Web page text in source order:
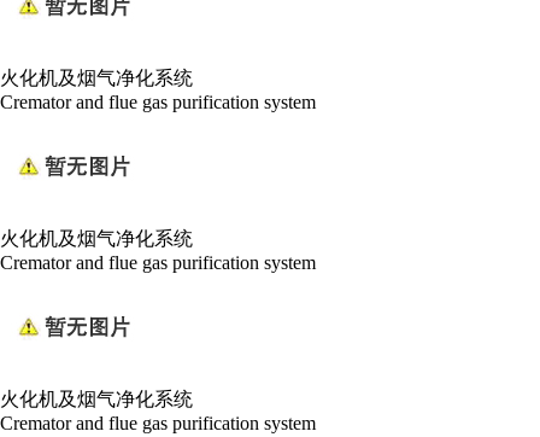
火化机及烟气净化系统
Cremator and flue gas purification system
火化机及烟气净化系统
Cremator and flue gas purification system
火化机及烟气净化系统
Cremator and flue gas purification system